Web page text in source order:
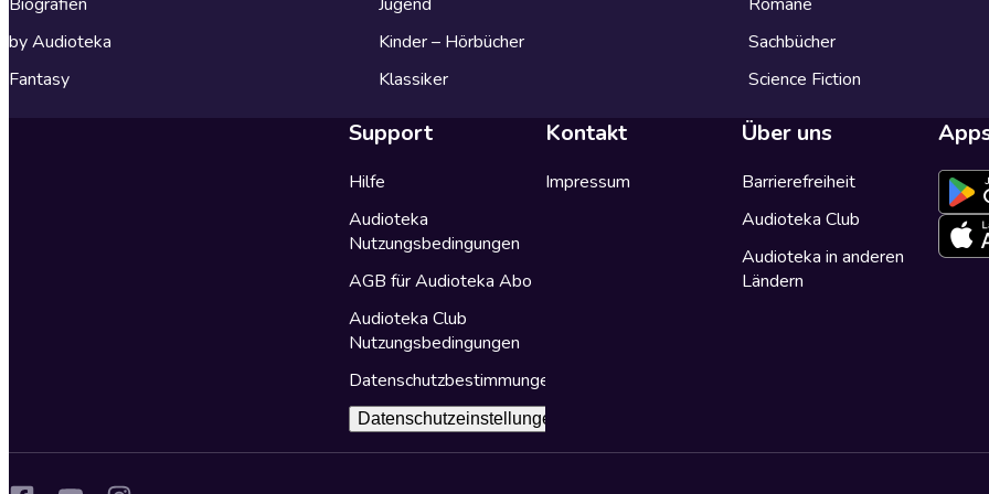
by Audioteka
Fantasy
Kinder – Hörbücher
Klassiker
Sachbücher
Science Fiction
Support
Hilfe
Audioteka
Nutzungsbedingungen
AGB für Audioteka Abo
Audioteka Club
Nutzungsbedingungen
Datenschutzbestimmungen
Datenschutzeinstellungen
Kontakt
Impressum
Über uns
Barrierefreiheit
Audioteka Club
Audioteka in anderen
Ländern